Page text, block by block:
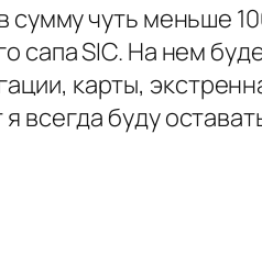
сумму чуть меньше
сапа SIC. На нем
карты,
всегда буду